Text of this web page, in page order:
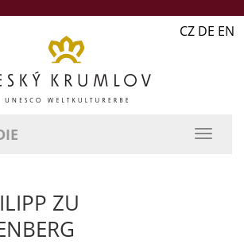
CZ DE EN
ZU